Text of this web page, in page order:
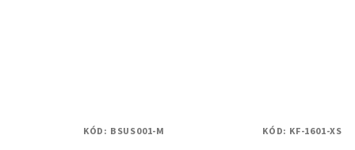
KÓD: BSUS001-M KÓD: KF-1601-XS